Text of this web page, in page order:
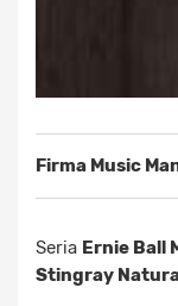
Firma Music
Seria Ernie Ball
Stingray